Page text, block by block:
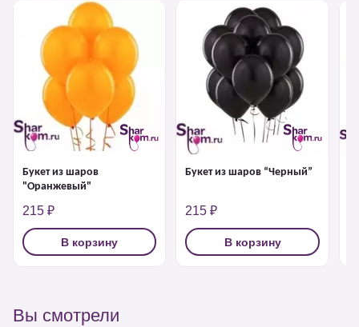
Букет из шаров
"Оранжевый"
215 ₽
В корзину
Букет из шаров “Черный”
215 ₽
В корзину
Вы смотрели